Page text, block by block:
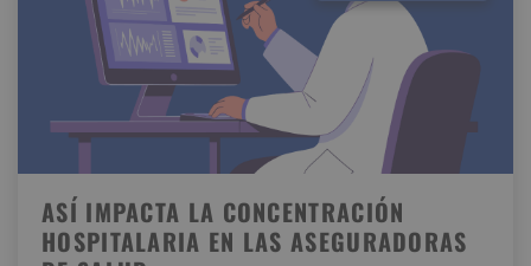
ASÍ IMPACTA LA CONCENTRACIÓN
HOSPITALARIA EN LAS ASEGURADORAS